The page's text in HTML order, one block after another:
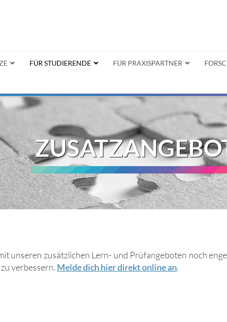
FÜR STUDIERENDE FÜR PRAXISPARTNER
unseren zusätzlichen Lern- und Prüfangeboten noch
verbessern. Melde dich hier direkt online an.